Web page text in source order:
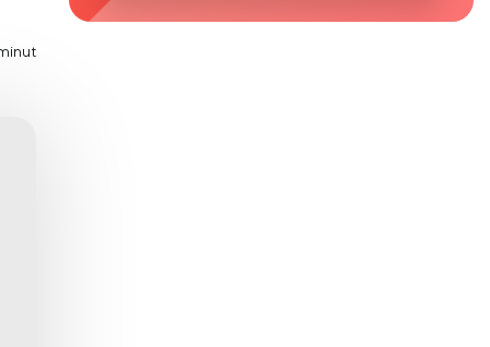
Zaburzenie mikrobioty jelitowej